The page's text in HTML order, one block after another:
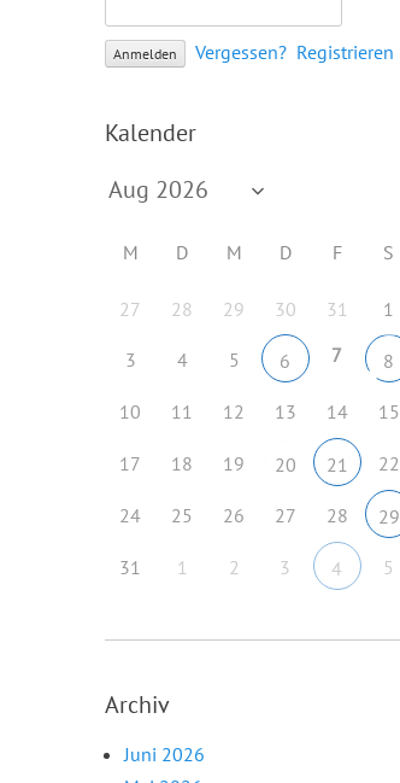
Vergessen? Registrieren
Kalender
M D M D F S
27 28 29 30 31 1
3 4 5 6 7 8
10 11 12 13 14 15
17 18 19 20 21 22
24 25 26 27 28 29
31 1 2 3 4 5
Archiv
Juni 2026